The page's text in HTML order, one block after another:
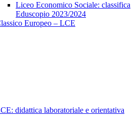
Liceo Economico Sociale: classifica
Eduscopio 2023/2024
Europeo – LCE
didattica laboratoriale e orientativa